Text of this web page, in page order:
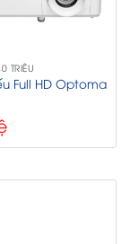
TRIỆU
Full HD Optoma